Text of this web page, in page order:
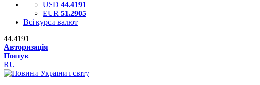
USD 44.4191
EUR 51.2905
Всі курси валют
44.4191
Авторизація
Пошук
RU